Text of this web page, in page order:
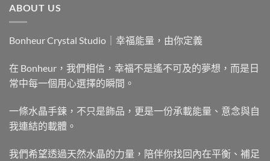
ABOUT US
Bonheur Crystal Studio｜幸福能量，由你定義
在 Bonheur，我們相信，幸福不是遙不可及的夢想，而是日
常中每一個用心選擇的瞬間。
一條水晶手鍊，不只是飾品，更是一份承載能量、意念與自
我連結的載體。
我們希望透過天然水晶的力量，陪伴你找回內在平衡、補足